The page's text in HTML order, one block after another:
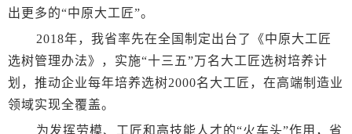
出更多的“中原大工匠”。
2018年，我省率先在全国制定出台了《中原大工匠
选树管理办法》，实施“十三五”万名大工匠选树培养计
划，推动企业每年培养选树2000名大工匠，在高端制造业
领域实现全覆盖。
为发挥劳模、工匠和高技能人才的“火车头”作用，省